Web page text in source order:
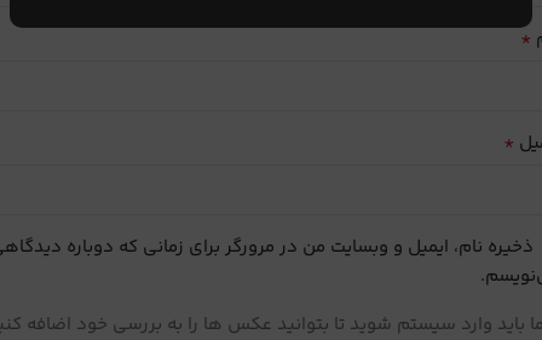
*
*
ذخیره نام، ایمیل و وبسایت من در مرورگر برای زمانی که دوباره
باید وارد سیستم شوید تا بتوانید عکس ها را به بررسی خود اضافه